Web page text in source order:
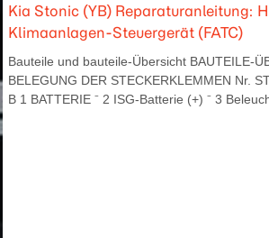
Kia Stonic (YB) Reparaturanleitung:
Klimaanlagen-Steuergerät (FATC)
Bauteile und bauteile-Übersicht BAUTEILE-
BELEGUNG DER STECKERKLEMMEN Nr.
B 1 BATTERIE ⁻ 2 ISG-Batterie (+) ⁻ 3